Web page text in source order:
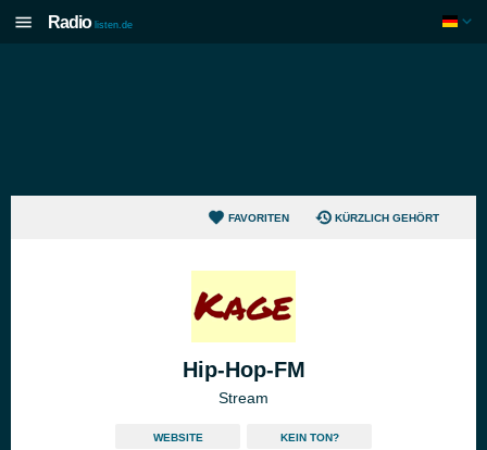
Radio listen.de
FAVORITEN KÜRZLICH GEHÖRT
Hip-Hop-FM
Stream
WEBSITE KEIN TON?